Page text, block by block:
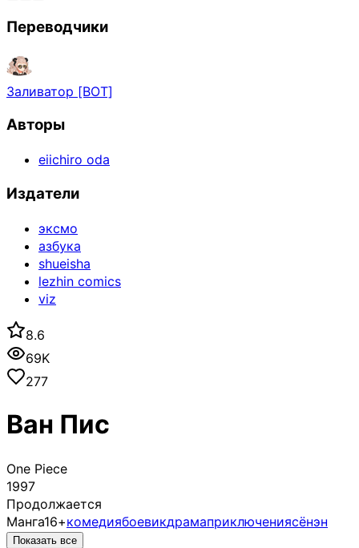
Переводчики
Заливатор [BOT]
Авторы
eiichiro oda
Издатели
эксмо
азбука
shueisha
lezhin comics
viz
8.6
69K
277
Ван Пис
One Piece
1997
Продолжается
Манга16+комедиябоевикдрамаприключениясёнэн
Показать все